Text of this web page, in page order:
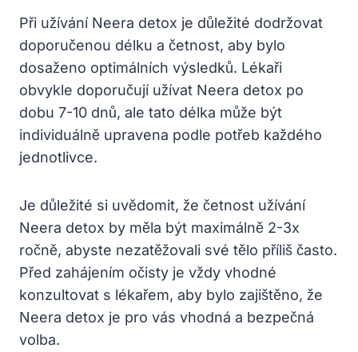
Při užívání Neera detox je důležité dodržovat
doporučenou délku a četnost, aby bylo
dosaženo optimálních výsledků. Lékaři
obvykle doporučují užívat Neera detox po
dobu 7-10 dnů, ale tato délka může být
individuálně upravena podle potřeb každého
jednotlivce.
Je důležité si uvědomit, že četnost užívání
Neera detox by měla být maximálně 2-3x
ročně, abyste nezatěžovali své tělo příliš často.
Před zahájením očisty je vždy vhodné
konzultovat s lékařem, aby bylo zajištěno, že
Neera detox je pro vás vhodná a bezpečná
volba.